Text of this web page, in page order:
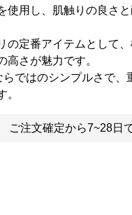
使用し、肌触りの良さ
の定番アイテムとして
高さが魅力です。
ではのシンプルさで、
。
ご注文確定から7~28日